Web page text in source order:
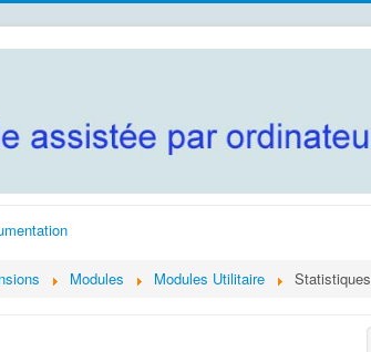
Modules Modules Utilitaire Statistiques